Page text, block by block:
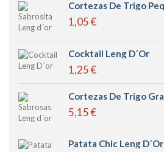
1,05 €
Cocktail Leng D´or
1,25 €
5,15 €
Patata Chic Leng D´or